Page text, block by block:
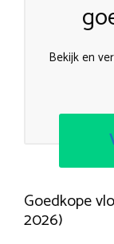
Bekijk en
Goedkope
2026)